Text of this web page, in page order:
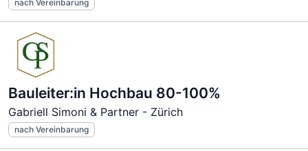
nach Vereinbarung
Bauleiter:in Hochbau 80-100%
Gabriell Simoni & Partner - Zürich
nach Vereinbarung